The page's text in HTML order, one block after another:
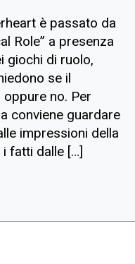
è passato da
Role” a presenza
giochi di ruolo,
se il
no. Per
conviene guardare
impressioni della
fatti dalle […]